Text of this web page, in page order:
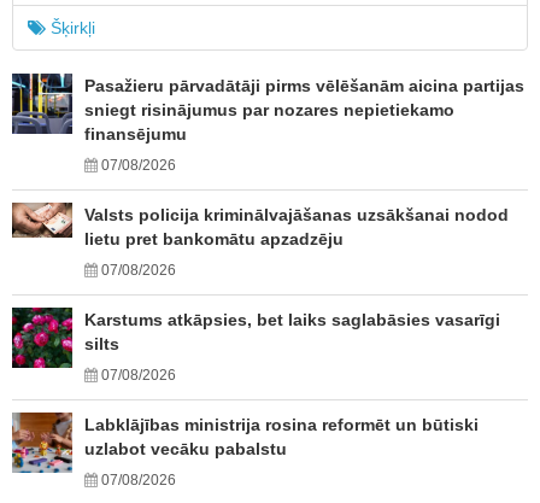
Šķirkļi
Pasažieru pārvadātāji pirms vēlēšanām aicina partijas
sniegt risinājumus par nozares nepietiekamo
finansējumu
07/08/2026
Valsts policija kriminālvajāšanas uzsākšanai nodod
lietu pret bankomātu apzadzēju
07/08/2026
Karstums atkāpsies, bet laiks saglabāsies vasarīgi
silts
07/08/2026
Labklājības ministrija rosina reformēt un būtiski
uzlabot vecāku pabalstu
07/08/2026